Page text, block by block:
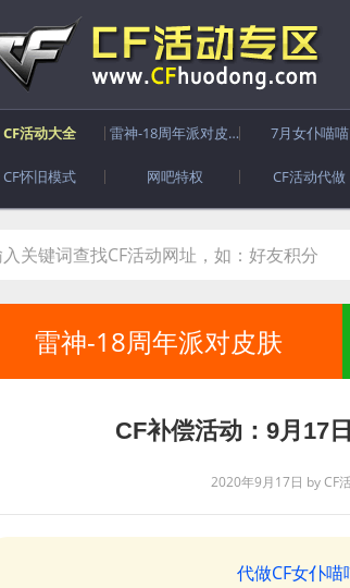
CF活动大全 雷神-18周年派对皮肤 7月女仆喵喵
CF怀旧模式 网吧特权 CF活动代做
雷神-18周年派对皮肤
CF补偿活动：9月17
2020年9月17日 byCF
代做CF女仆